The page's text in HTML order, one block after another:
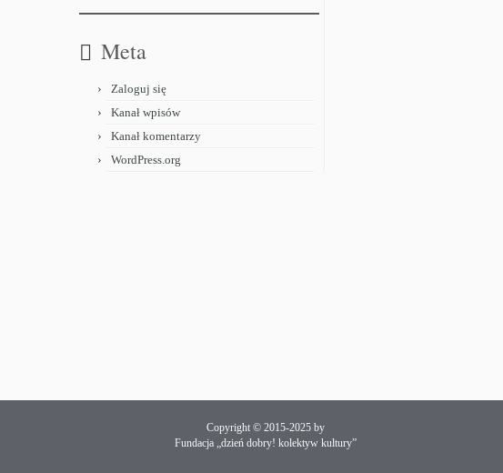
Meta
Zaloguj się
Kanał wpisów
Kanał komentarzy
WordPress.org
Copyright © 2015-2025 by
Fundacja „dzień dobry! kolektyw kultury”